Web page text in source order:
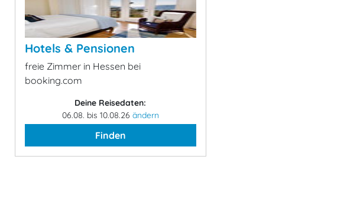
Hotels & Pensionen
freie Zimmer in Hessen bei
booking.com
Deine Reisedaten:
06.08. bis 10.08.26 ändern
Finden